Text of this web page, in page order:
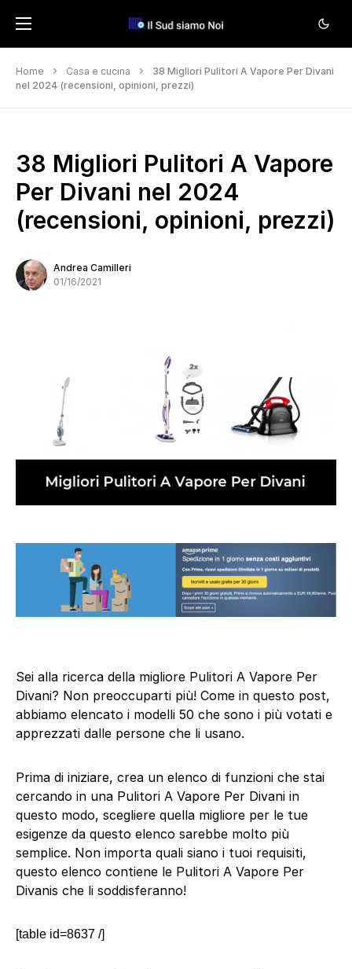
Home Casa e cucina
38 Migliori Pulitori A Vapore Per Divani
nel 2024 (recensioni, opinioni, prezzi)
38 Migliori Pulitori A Vapore
Per Divani nel 2024
(recensioni, opinioni, prezzi)
Andrea Camilleri
01/16/2021
Sei alla ricerca della migliore Pulitori A Vapore Per
Divani? Non preoccuparti più! Come in questo post,
abbiamo elencato i modelli 50 che sono i più votati e
apprezzati dalle persone che li usano.
Prima di iniziare, crea un elenco di funzioni che stai
cercando in una Pulitori A Vapore Per Divani in
questo modo, scegliere quella migliore per le tue
esigenze da questo elenco sarebbe molto più
semplice. Non importa quali siano i tuoi requisiti,
questo elenco contiene le Pulitori A Vapore Per
Divanis che li soddisferanno!
[table id=8637 /]